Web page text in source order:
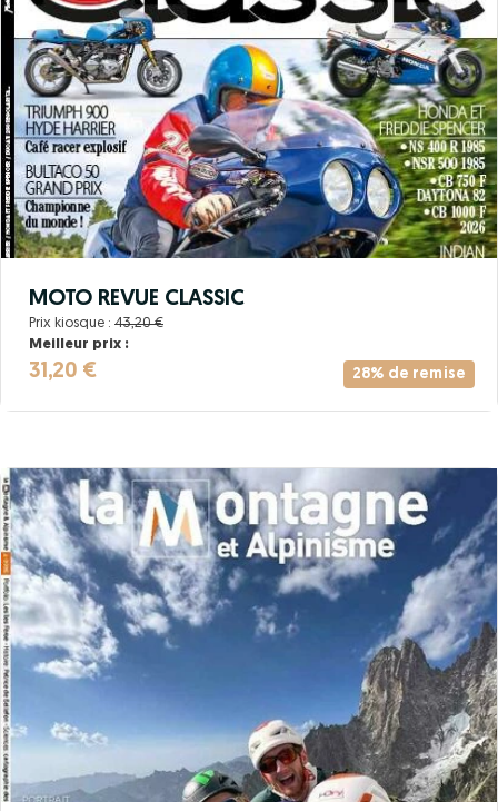
28% de remise
MOTO REVUE CLASSIC
Prix kiosque : 43,20 €
Meilleur prix :
31,20 €